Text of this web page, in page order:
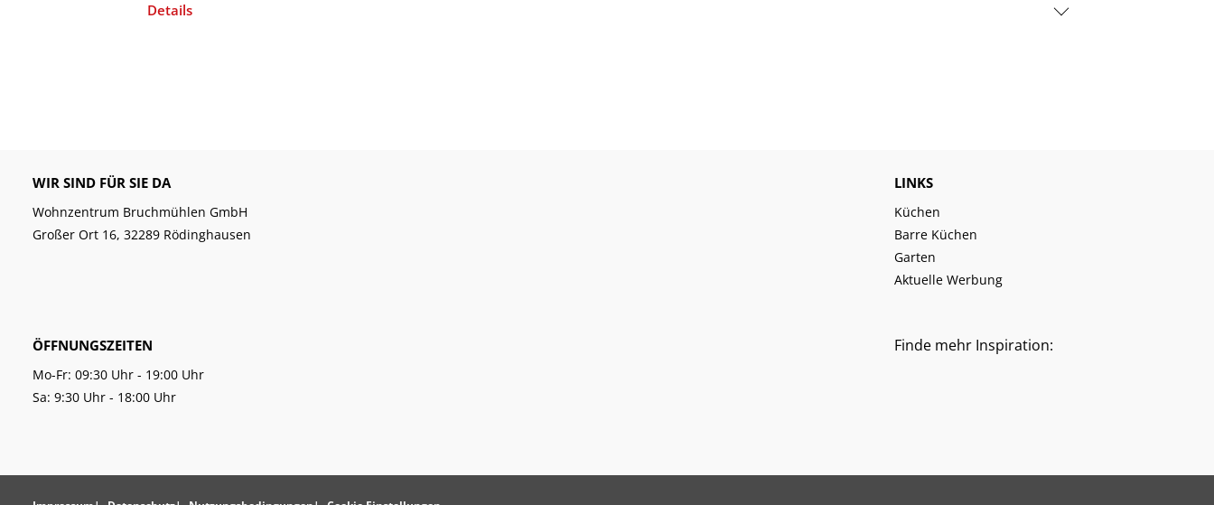
Details
WIR SIND FÜR SIE DA
Wohnzentrum Bruchmühlen GmbH
Großer Ort 16, 32289 Rödinghausen
LINKS
Küchen
Barre Küchen
Garten
Aktuelle Werbung
ÖFFNUNGSZEITEN
Mo-Fr: 09:30 Uhr - 19:00 Uhr
Sa: 9:30 Uhr - 18:00 Uhr
Finde mehr Inspiration: